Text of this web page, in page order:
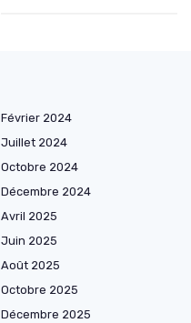
Février 2024
Juillet 2024
Octobre 2024
Décembre 2024
Avril 2025
Juin 2025
Août 2025
Octobre 2025
Décembre 2025